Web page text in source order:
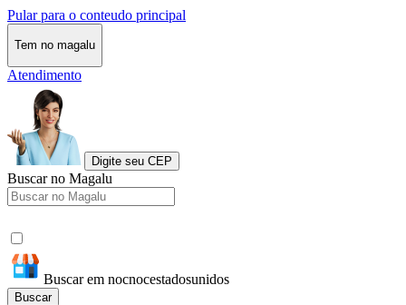
Pular para o conteudo principal
Tem no magalu
Atendimento
Digite seu CEP
Buscar no Magalu
Buscar em nocnocestadosunidos
Buscar